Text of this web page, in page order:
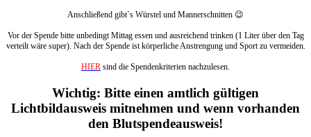
Anschließend gibt`s Würstel und Mannerschnitten 😉
Vor der Spende bitte unbedingt Mittag essen und ausreichend trinken (1 Liter über den Tag
verteilt wäre super). Nach der Spende ist körperliche Anstrengung und Sport zu vermeiden.
HIER sind die Spendenkriterien nachzulesen.
Wichtig: Bitte einen amtlich gültigen
Lichtbildausweis mitnehmen und wenn vorhanden
den Blutspendeausweis!